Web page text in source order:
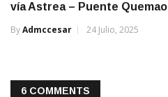
vía Astrea – Puente Quemao
ByAdmccesar 24 Julio, 2025
6 COMMENTS